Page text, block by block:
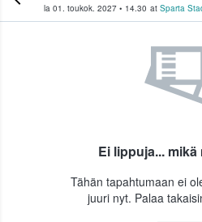
la 01. toukok. 2027 • 14.30 at Sparta
Ei lippuja...
Tähän tapahtumaan ei
juuri nyt. Palaa